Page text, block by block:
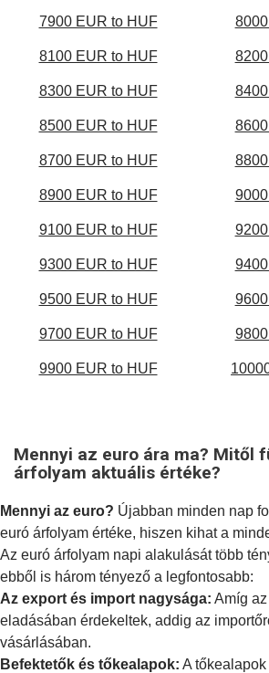
7900 EUR to HUF
8100 EUR to HUF
8300 EUR to HUF
8500 EUR to HUF
8700 EUR to HUF
8900 EUR to HUF
9100 EUR to HUF
9300 EUR to HUF
9500 EUR to HUF
9700 EUR to HUF
9900 EUR to HUF
Mennyi az euro ára ma? Mitől
árfolyam aktuális értéke?
Mennyi az euro? Újabban minden nap
euró árfolyam értéke, hiszen kihat a
Az euró árfolyam napi alakulását több
ebből is három tényező a legfontosabb:
Az export és import nagysága: Amíg
eladásában érdekeltek, addig az
vásárlásában.
Befektetők és tőkealapok: A